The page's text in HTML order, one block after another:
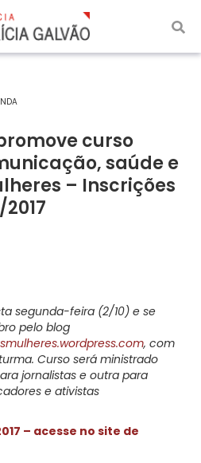
curso
saúde e
– Inscrições
segunda-feira (2/10) e se
pelo blog
, com
Curso será ministrado
jornalistas e outra para
e ativistas
– acesse no site de